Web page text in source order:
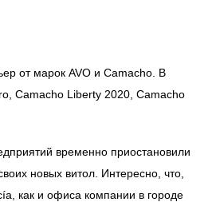
от марок AVO и Camacho. В
Camacho Liberty 2020, Camacho
временно приостановили
новых витол. Интересно, что,
как и офиса компании в городе